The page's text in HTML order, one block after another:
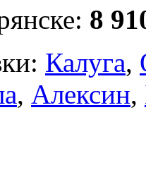
8
Калуга,
, Алексин,